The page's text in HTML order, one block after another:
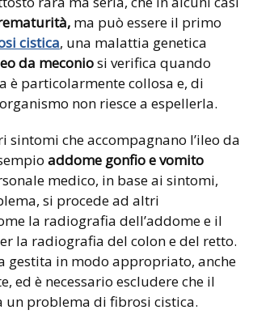
ma può essere il primo
cistica, una malattia genetica
da meconiosi verifica quando
è particolarmente collosa e, di
non riesce a espellerla.
sintomi che accompagnano l’ileo da
addome gonfio e vomito
medico, in base ai sintomi,
si procede ad altri
la radiografia dell’addome e il
la radiografia del colon e del retto.
gestita in modo appropriato, anche
ed è necessario escludere che il
un problema di fibrosi cistica.